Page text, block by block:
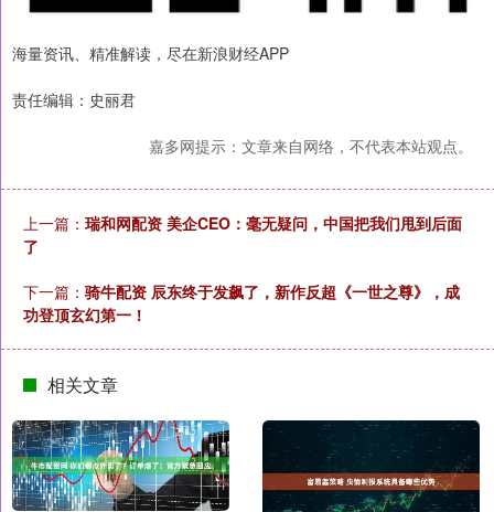
海量资讯、精准解读，尽在新浪财经APP
责任编辑：史丽君
嘉多网提示：文章来自网络，不代表本站观点。
上一篇： 瑞和网配资 美企CEO：毫无疑问，中国把我们甩到后面
了
下一篇： 骑牛配资 辰东终于发飙了，新作反超《一世之尊》，成
功登顶玄幻第一！
相关文章